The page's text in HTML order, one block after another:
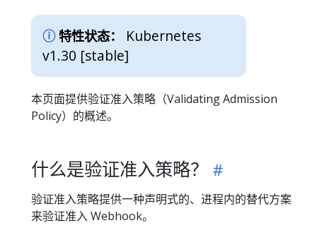
特性状态：
Kubernetes
v1.30 [stable]
本页面提供验证准入策略（Validating Admission
Policy）的概述。
什么是验证准入策略？
验证准入策略提供一种声明式的、进程内的替代方案
来验证准入 Webhook。